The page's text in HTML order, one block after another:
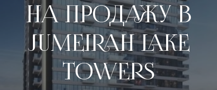
НАПРОДАЖУ В
JUMEIRAH LAKE
TOWERS